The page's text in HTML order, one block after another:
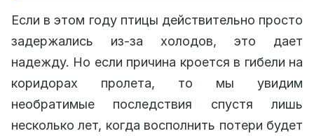
Если в этом году птицы действительно просто
задержались из-за холодов, это дает
надежду. Но если причина кроется в гибели на
коридорах пролета, то мы увидим
необратимые последствия спустя лишь
несколько лет, когда восполнить потери будет